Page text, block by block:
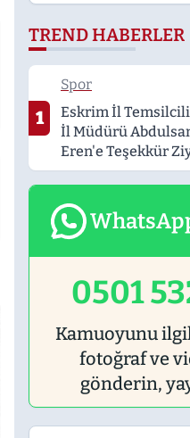
TREND HABERLER
1
Spor
Eskrim İl
İl Müdürü
Eren'e Teşekkür
0501
Kamuoyunu
fotoğraf ve
gönderin,